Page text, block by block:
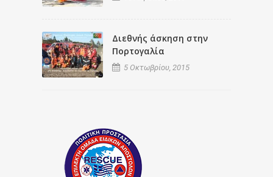
Διεθνής άσκηση στην
Πορτογαλία
5 Οκτωβρίου, 2015